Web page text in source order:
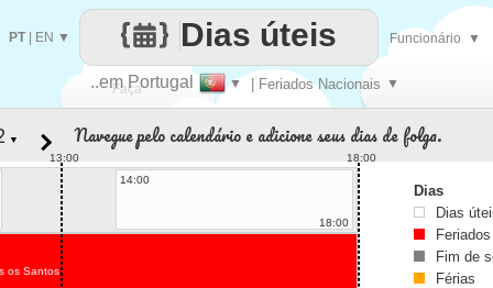
Faça
..em Portugal ▼ | Feriados Nacionais ▼
Dias úteis
PT| EN ▼ Funcionário ▼
▼ Navegue pelo calendário e adicione seus dias de folga.
13:00
18:00
14:00
18:00
os Santos
Dias
Dias
Feriados
Fim de
Férias